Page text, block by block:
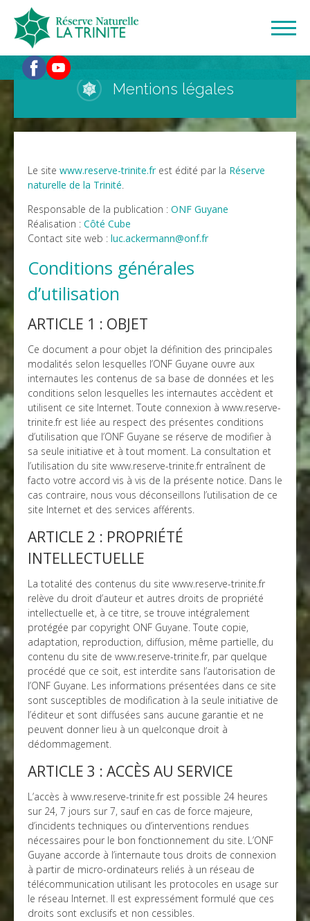
Mentions légales
Le site www.reserve-trinite.fr est édité par la Réserve
naturelle de la Trinité.
Responsable de la publication : ONF Guyane
Réalisation : Côté Cube
Contact site web : luc.ackermann@onf.fr
Conditions générales
d’utilisation
ARTICLE 1 : OBJET
Ce document a pour objet la définition des principales
modalités selon lesquelles l’ONF Guyane ouvre aux
internautes les contenus de sa base de données et les
conditions selon lesquelles les internautes accèdent et
utilisent ce site Internet. Toute connexion à www.reserve-
trinite.fr est liée au respect des présentes conditions
d’utilisation que l’ONF Guyane se réserve de modifier à
sa seule initiative et à tout moment. La consultation et
l’utilisation du site www.reserve-trinite.fr entraînent de
facto votre accord vis à vis de la présente notice. Dans le
cas contraire, nous vous déconseillons l’utilisation de ce
site Internet et des services afférents.
ARTICLE 2 : PROPRIÉTÉ
INTELLECTUELLE
La totalité des contenus du site www.reserve-trinite.fr
relève du droit d’auteur et autres droits de propriété
intellectuelle et, à ce titre, se trouve intégralement
protégée par copyright ONF Guyane. Toute copie,
adaptation, reproduction, diffusion, même partielle, du
contenu du site de www.reserve-trinite.fr, par quelque
procédé que ce soit, est interdite sans l’autorisation de
l’ONF Guyane. Les informations présentées dans ce site
sont susceptibles de modification à la seule initiative de
l’éditeur et sont diffusées sans aucune garantie et ne
peuvent donner lieu à un quelconque droit à
dédommagement.
ARTICLE 3 : ACCÈS AU SERVICE
L’accès à www.reserve-trinite.fr est possible 24 heures
sur 24, 7 jours sur 7, sauf en cas de force majeure,
d’incidents techniques ou d’interventions rendues
nécessaires pour le bon fonctionnement du site. L’ONF
Guyane accorde à l’internaute tous droits de connexion
à partir de micro-ordinateurs reliés à un réseau de
télécommunication utilisant les protocoles en usage sur
le réseau Internet. Il est expressément formulé que ces
droits sont exclusifs et non cessibles.